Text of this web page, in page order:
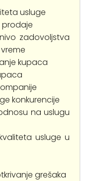
usluge
zadovoljstva
kupaca
konkurencije
na uslugu
usluge u
grešaka